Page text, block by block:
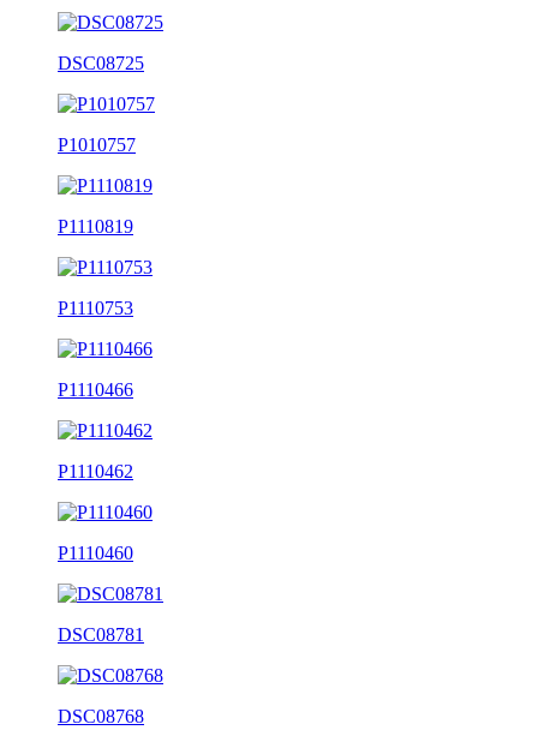
DSC08725
P1010757
P1110819
P1110753
P1110466
P1110462
P1110460
DSC08781
DSC08768